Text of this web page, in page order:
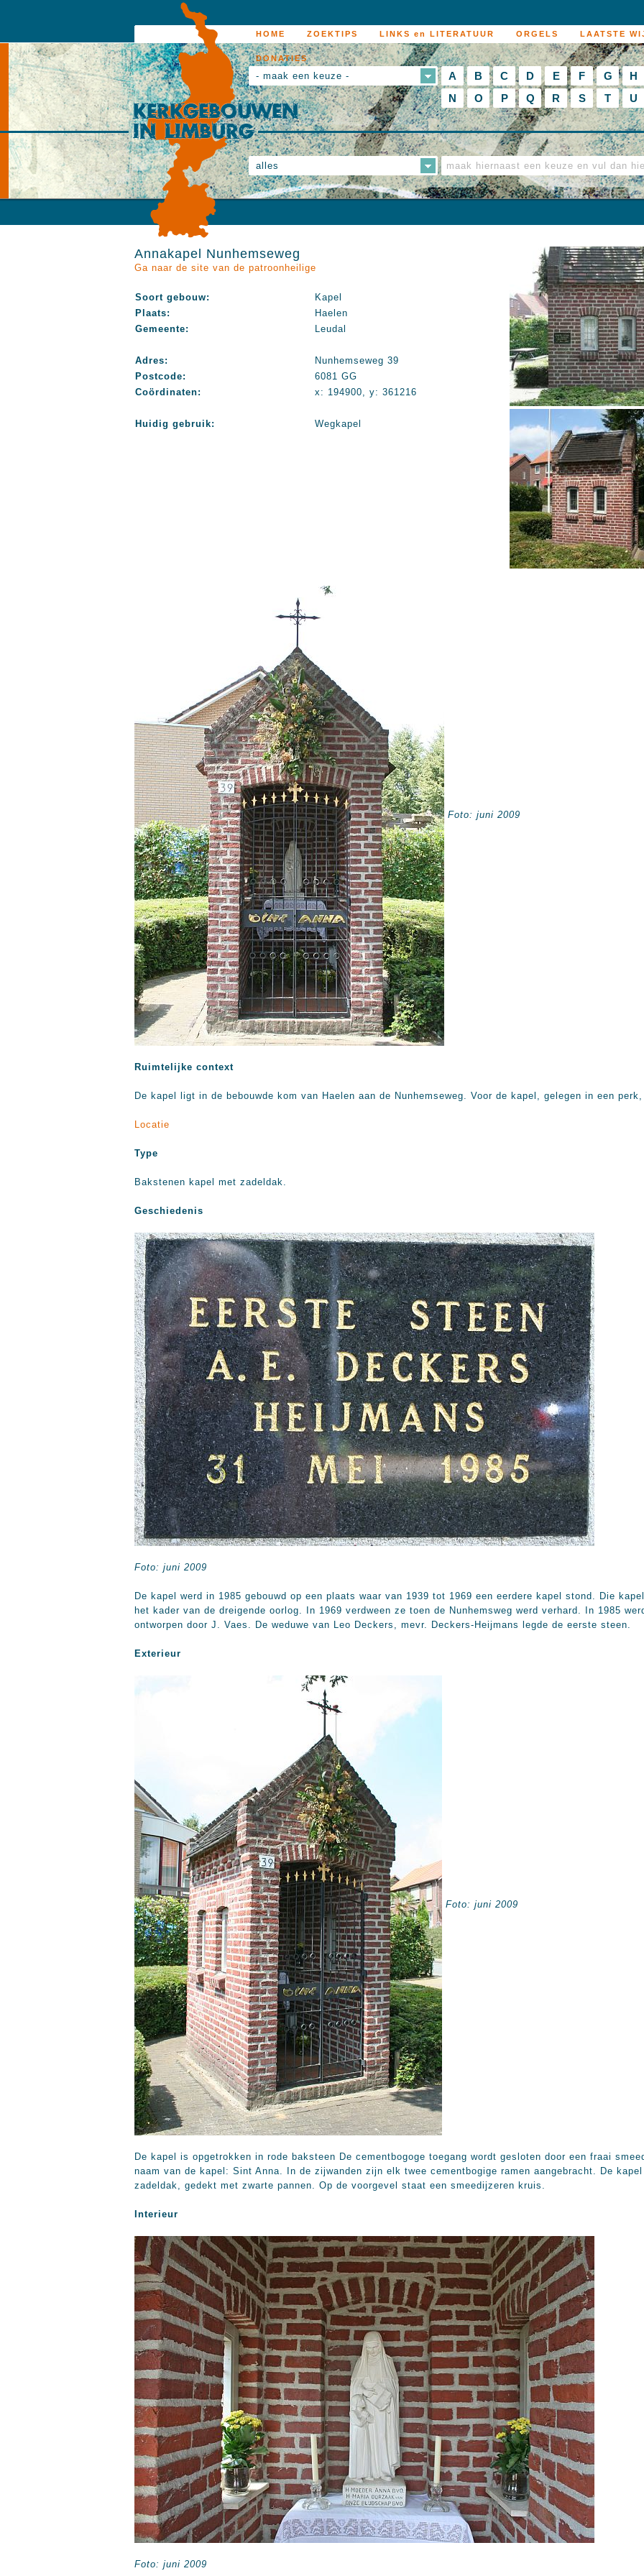
HOME ZOEKTIPS LINKS en LITERATUUR ORGELS LAATSTE
DONATIES
- maak een keuze - A B C D E F G H
N
O P Q R S T U
alles
Annakapel Nunhemseweg
Ga naar de site van de patroonheilige
Soort gebouw:
Kapel
Plaats:
Haelen
Gemeente:
Leudal
Adres:
Nunhemseweg 39
Postcode:
6081 GG
Coördinaten:
x: 194900, y: 361216
Huidig gebruik: Wegkapel
Foto: juni 2009
Ruimtelijke context
De kapel ligt in de bebouwde kom van Haelen aan de Nunhemseweg. Voor de kapel, gelegen in een
Locatie
Type
Bakstenen kapel met zadeldak.
Geschiedenis
Foto: juni 2009
De kapel werd in 1985 gebouwd op een plaats waar van 1939 tot 1969 een eerdere kapel stond. Die
het kader van de dreigende oorlog. In 1969 verdween ze toen de Nunhemsweg werd verhard. In 1985
ontworpen door J. Vaes. De weduwe van Leo Deckers, mevr. Deckers-Heijmans legde de eerste steen.
Exterieur
Foto: juni 2009
De kapel is opgetrokken in rode baksteen De cementbogoge toegang wordt gesloten door een fraai
naam van de kapel: Sint Anna. In de zijwanden zijn elk twee cementbogige ramen aangebracht. De
zadeldak, gedekt met zwarte pannen. Op de voorgevel staat een smeedijzeren kruis.
Interieur
Foto: juni 2009